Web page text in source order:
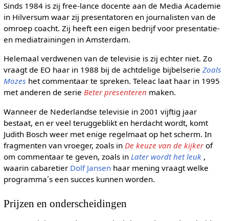
Sinds 1984 is zij free-lance docente aan de Media Academie
in Hilversum waar zij presentatoren en journalisten van de
omroep coacht. Zij heeft een eigen bedrijf voor presentatie-
en mediatrainingen in Amsterdam.
Helemaal verdwenen van de televisie is zij echter niet. Zo
vraagt de EO haar in 1988 bij de achtdelige bijbelserie Zoals
Mozes het commentaar te spreken. Teleac laat haar in 1995
met anderen de serie Beter presenteren maken.
Wanneer de Nederlandse televisie in 2001 vijftig jaar
bestaat, en er veel teruggeblikt en herdacht wordt, komt
Judith Bosch weer met enige regelmaat op het scherm. In
fragmenten van vroeger, zoals in De keuze van de kijkerof
om commentaar te geven, zoals in Later wordt het leuk,
waarin cabaretier Dolf Jansenhaar mening vraagt welke
programma´s een succes kunnen worden.
Prijzen en onderscheidingen